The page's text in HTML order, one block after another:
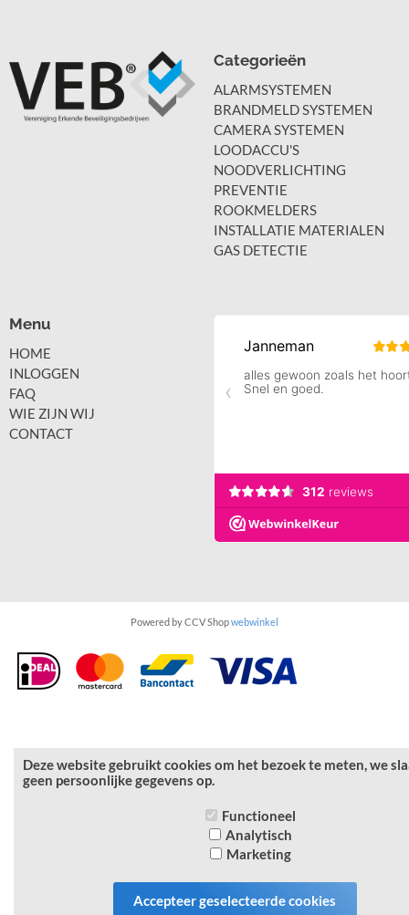
Categorieën
ALARMSYSTEMEN
BRANDMELD SYSTEMEN
CAMERA SYSTEMEN
LOODACCU'S
NOODVERLICHTING
PREVENTIE
ROOKMELDERS
INSTALLATIE MATERIALEN
GAS DETECTIE
Menu
HOME
INLOGGEN
FAQ
WIE ZIJN WIJ
CONTACT
Powered by CCV Shopwebwinkel
Deze website gebruikt cookies om het bezoek te meten, we
geen persoonlijke gegevens op.
Functioneel
Analytisch
Marketing
Accepteer geselecteerde cookies